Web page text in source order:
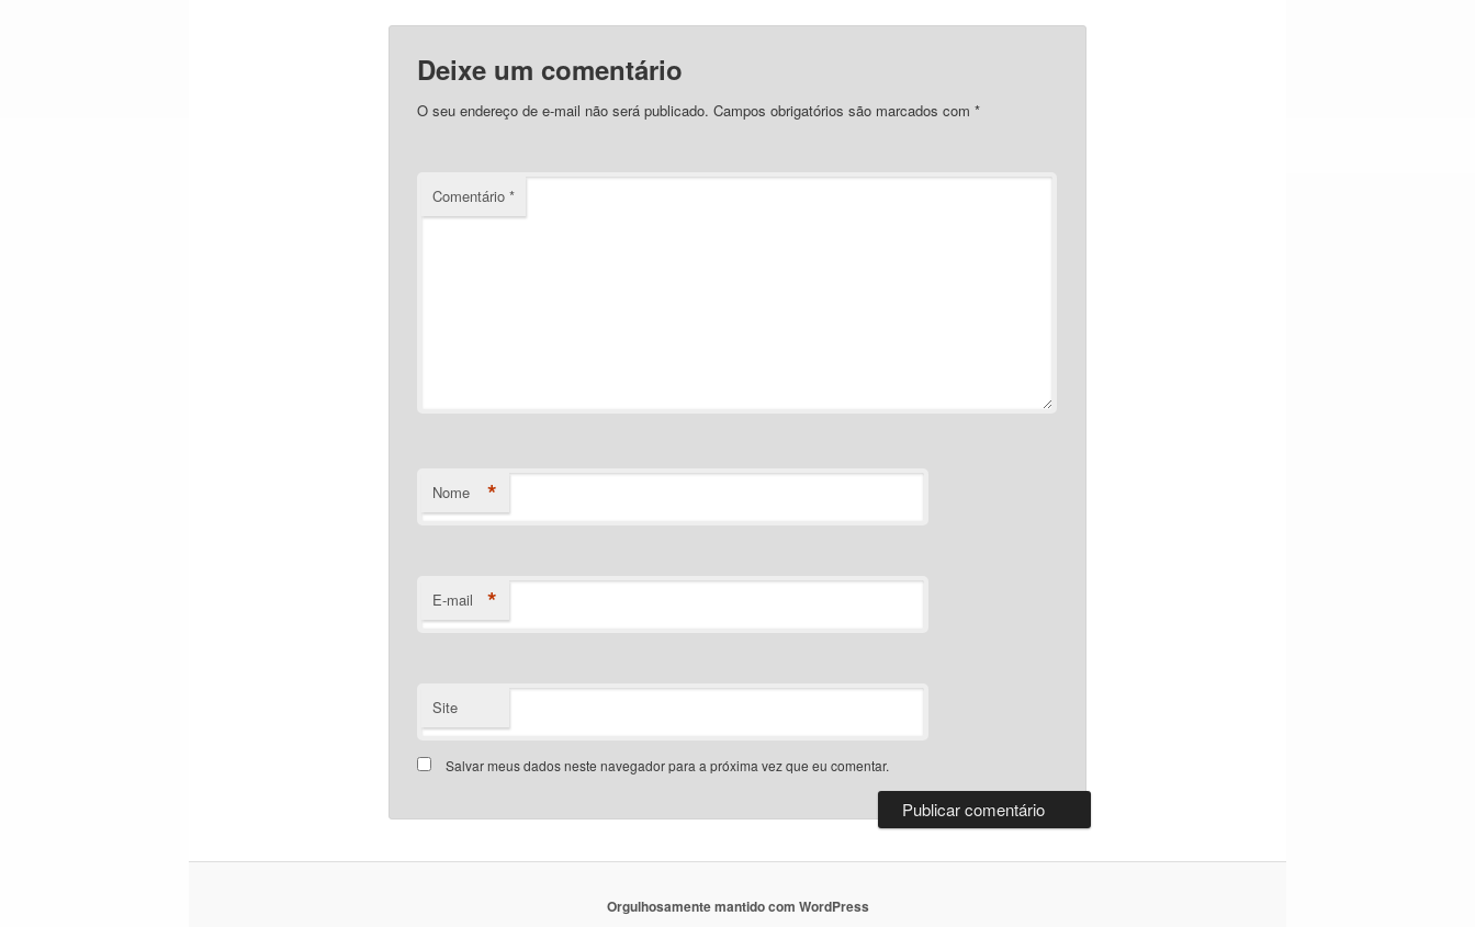
Deixe um comentário
O seu endereço de e-mail não será publicado. Campos obrigatórios são marcados com *
Comentário *
Nome *
E-mail *
Site
Salvar meus dados neste navegador para a próxima vez que eu comentar.
Orgulhosamente mantido com WordPress